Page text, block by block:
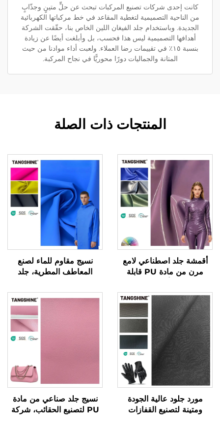
كانت إحدى شركات تصنيع المركبات تبحث عن حلٍّ متينٍ وجذّابٍ
من الناحية التصميمية لتغطية المقاعد في خط مركباتها الكهربائية
الجديدة. وباستخدام جلد الفيغان اللين الخاص بنا، حقّقت الشركة
أهدافها التصميمية ليس هذا فحسب، بل وأبلغت أيضًا عن زيادة
بنسبة ١٥٪ في تقييمات رضا العملاء. ولعبت أداء موادنا من حيث
المتانة والجماليات دورًا محوريًّا في نجاح المركبة.
المنتجات ذات الصلة
أقمشة جلد اصطناعي لامع
مرن من مادة PU قابلة
نسيج مقاوم للماء لصنع
المعاطف المطرية، جلد
صناعي من مادة PU
مورد جلود عالية الجودة
ومتينة لتصنيع القفازات
نسيج جلد صناعي من مادة
PU لتصنيع الحقائب، شركة